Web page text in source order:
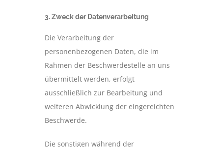
3. Zweck der Datenverarbeitung
Die Verarbeitung der
personenbezogenen Daten, die im
Rahmen der Beschwerdestelle an uns
übermittelt werden, erfolgt
ausschließlich zur Bearbeitung und
weiteren Abwicklung der eingereichten
Beschwerde.
Die sonstigen während der